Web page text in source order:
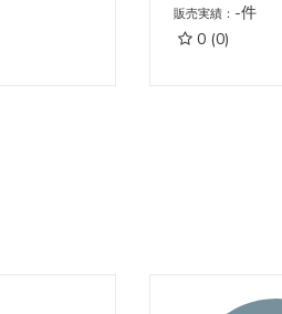
販売実績： -件
0 (0)